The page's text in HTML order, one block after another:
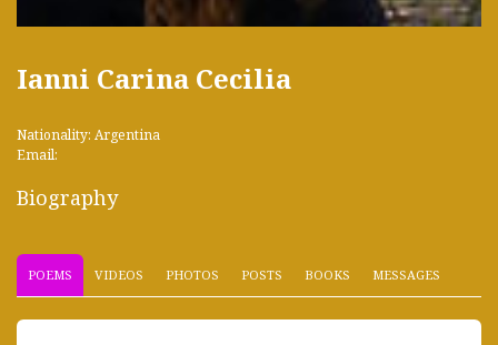
Ianni Carina Cecilia
Nationality: Argentina
Email:
Biography
POEMS VIDEOS PHOTOS POSTS BOOKS MESSAGES